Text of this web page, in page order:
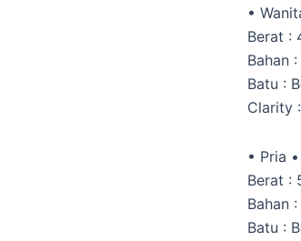
•
Berat :
Bahan
Batu :
Clarity
• Pria •
Berat :
Bahan
Batu :